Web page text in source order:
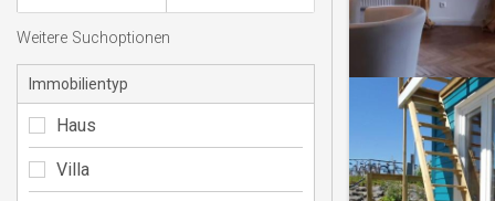
Weitere Suchoptionen
Immobilientyp
Haus
Villa